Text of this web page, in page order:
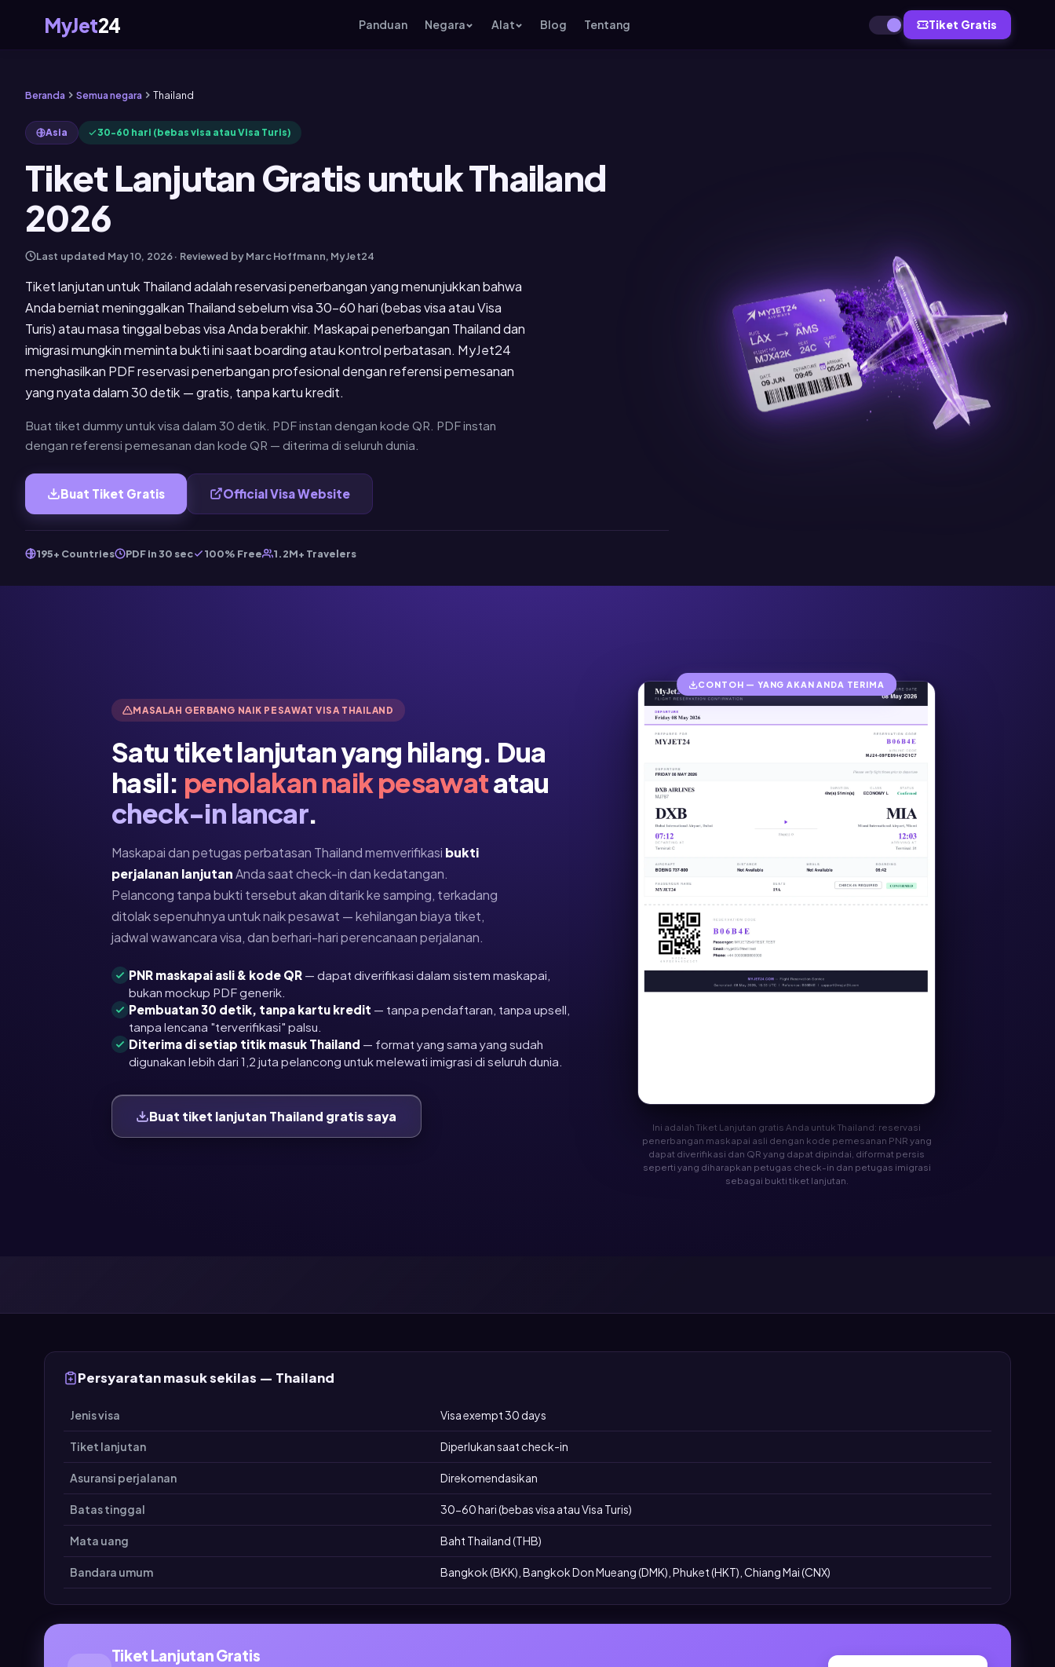
MyJet24 Panduan Negara Alat Blog Tentang Tiket Gratis
Beranda Semua negara Thailand
Asia 30-60 hari (bebas visa atau Visa Turis)
Tiket Lanjutan Gratis untuk Thailand
2026
Last updated May 10, 2026· Reviewed by Marc Hoffmann, MyJet24
Tiket lanjutan untuk Thailand adalah reservasi penerbangan yang menunjukkan bahwa
Anda berniat meninggalkan Thailand sebelum visa 30-60 hari (bebas visa atau Visa
Turis) atau masa tinggal bebas visa Anda berakhir. Maskapai penerbangan Thailand dan
imigrasi mungkin meminta bukti ini saat boarding atau kontrol perbatasan. MyJet24
menghasilkan PDF reservasi penerbangan profesional dengan referensi pemesanan
yang nyata dalam 30 detik — gratis, tanpa kartu kredit.
Buat tiket dummy untuk visa dalam 30 detik. PDF instan dengan kode QR. PDF instan
dengan referensi pemesanan dan kode QR — diterima di seluruh dunia.
Buat Tiket Gratis Official Visa Website
195+ Countries PDF in 30 sec 100% Free 1.2M+ Travelers
MASALAH GERBANG NAIK PESAWAT VISA THAILAND
Satu tiket lanjutan yang hilang. Dua
hasil: penolakan naik pesawatatau
check-in lancar.
Maskapai dan petugas perbatasan Thailand memverifikasi bukti
perjalanan lanjutanAnda saat check-in dan kedatangan.
Pelancong tanpa bukti tersebut akan ditarik ke samping, terkadang
ditolak sepenuhnya untuk naik pesawat — kehilangan biaya tiket,
jadwal wawancara visa, dan berhari-hari perencanaan perjalanan.
PNR maskapai asli & kode QR — dapat diverifikasi dalam sistem maskapai,
bukan mockup PDF generik.
Pembuatan 30 detik, tanpa kartu kredit — tanpa pendaftaran, tanpa upsell,
tanpa lencana "terverifikasi" palsu.
Diterima di setiap titik masuk Thailand — format yang sama yang sudah
digunakan lebih dari 1,2 juta pelancong untuk melewati imigrasi di seluruh dunia.
Buat tiket lanjutan Thailand gratis saya
CONTOH — YANG AKAN ANDA TERIMA
Ini adalah Tiket Lanjutan gratis Anda untuk Thailand: reservasi
penerbangan maskapai asli dengan kode pemesanan PNR yang
dapat diverifikasi dan QR yang dapat dipindai, diformat persis
seperti yang diharapkan petugas check-in dan petugas imigrasi
sebagai bukti tiket lanjutan.
Persyaratan masuk sekilas — Thailand
Jenis visa Visa exempt 30 days
Tiket lanjutan Diperlukan saat check-in
Asuransi perjalanan Direkomendasikan
Batas tinggal 30-60 hari (bebas visa atau Visa Turis)
Mata uang Baht Thailand (THB)
Bandara umum Bangkok (BKK), Bangkok Don Mueang (DMK), Phuket (HKT), Chiang Mai (CNX)
Tiket Lanjutan Gratis